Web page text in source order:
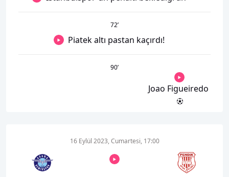
72’
Piatek altı pastan kaçırdı!
90’
Joao Figueiredo
16 Eylül 2023, Cumartesi, 17:00